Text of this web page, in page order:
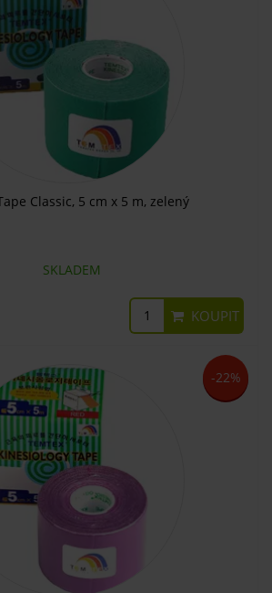
Classic, 5 cm x 5 m, zelený
SKLADEM
KOUPIT
-22%